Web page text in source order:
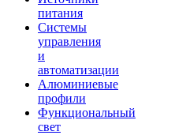
питания
Системы
управления
и
автоматизации
Алюминиевые
профили
Функциональный
свет